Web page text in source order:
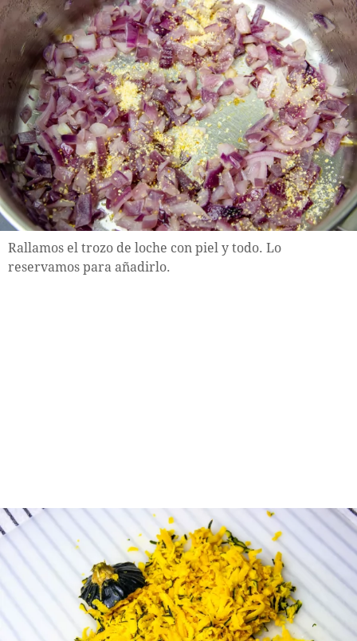
Rallamos el trozo de loche con piel y todo. Lo
reservamos para añadirlo.